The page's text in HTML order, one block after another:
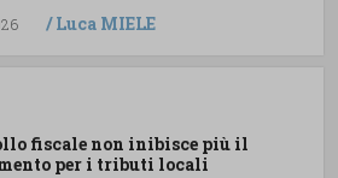
/Luca MIELE
fiscale non inibisce più il
per i tributi locali